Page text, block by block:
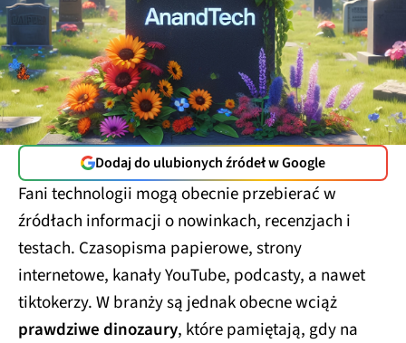
Dodaj do ulubionych źródeł w Google
Fani technologii mogą obecnie przebierać w
źródłach informacji o nowinkach, recenzjach i
testach. Czasopisma papierowe, strony
internetowe, kanały YouTube, podcasty, a nawet
tiktokerzy. W branży są jednak obecne wciąż
prawdziwe dinozaury, które pamiętają, gdy na